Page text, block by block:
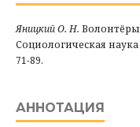
Яницкий О. Н.
Социологическая
71-89.
АННОТАЦИЯ